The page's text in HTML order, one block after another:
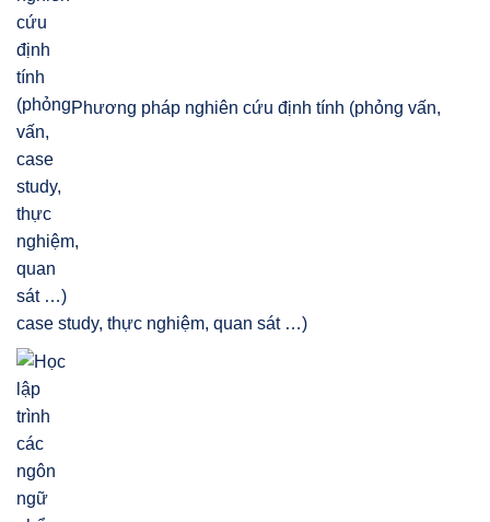
Phương pháp nghiên cứu định tính (phỏng vấn,
case study, thực nghiệm, quan sát …)